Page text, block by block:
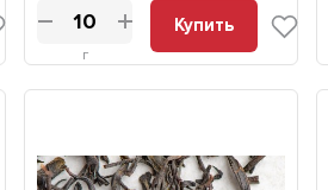
г
Купить